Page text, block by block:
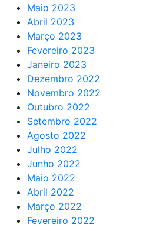
Maio 2023
Abril 2023
Março 2023
Fevereiro 2023
Janeiro 2023
Dezembro 2022
Novembro 2022
Outubro 2022
Setembro 2022
Agosto 2022
Julho 2022
Junho 2022
Maio 2022
Abril 2022
Março 2022
Fevereiro 2022